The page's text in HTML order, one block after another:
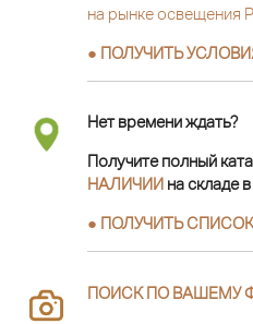
на рынке освещения
● ПОЛУЧИТЬ
Нет времени ждать?
Получите полный
НАЛИЧИИ на складе
● ПОЛУЧИТЬ
ПОИСК ПО ВАШЕМУ